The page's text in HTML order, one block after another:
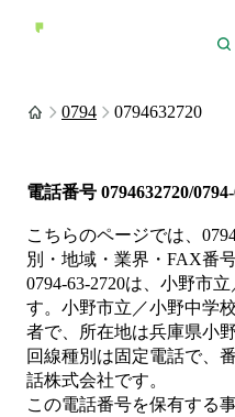
0794 0794632720
電話番号 0794632720/
こちらのページでは、
別・地域・業界・FAX番
0794-63-2720は、 小野市立
す。 小野市立／小野中学
者で、所在地は兵庫県小
回線種別は固定電話で、
話株式会社です。
この電話番号を保有する